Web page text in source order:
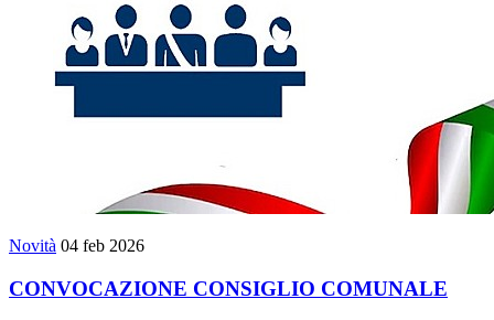
Novità 04 feb 2026
CONVOCAZIONE CONSIGLIO COMUNALE